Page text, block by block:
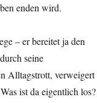
enden wird.
– er bereitet ja den
seine
Alltagstrott, verweigert
ist da eigentlich los?